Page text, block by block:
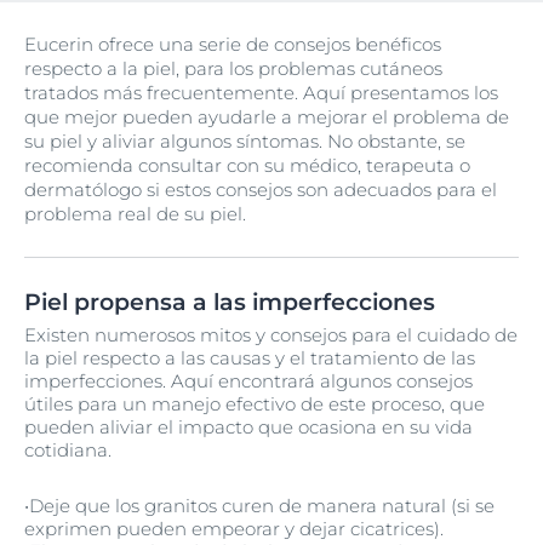
Eucerin ofrece una serie de consejos benéficos
respecto a la piel, para los problemas cutáneos
tratados más frecuentemente. Aquí presentamos los
que mejor pueden ayudarle a mejorar el problema de
su piel y aliviar algunos síntomas. No obstante, se
recomienda consultar con su médico, terapeuta o
dermatólogo si estos consejos son adecuados para el
problema real de su piel.
Piel propensa a las imperfecciones
Existen numerosos mitos y consejos para el cuidado de
la piel respecto a las causas y el tratamiento de las
imperfecciones. Aquí encontrará algunos consejos
útiles para un manejo efectivo de este proceso, que
pueden aliviar el impacto que ocasiona en su vida
cotidiana.
•Deje que los granitos curen de manera natural (si se
exprimen pueden empeorar y dejar cicatrices).